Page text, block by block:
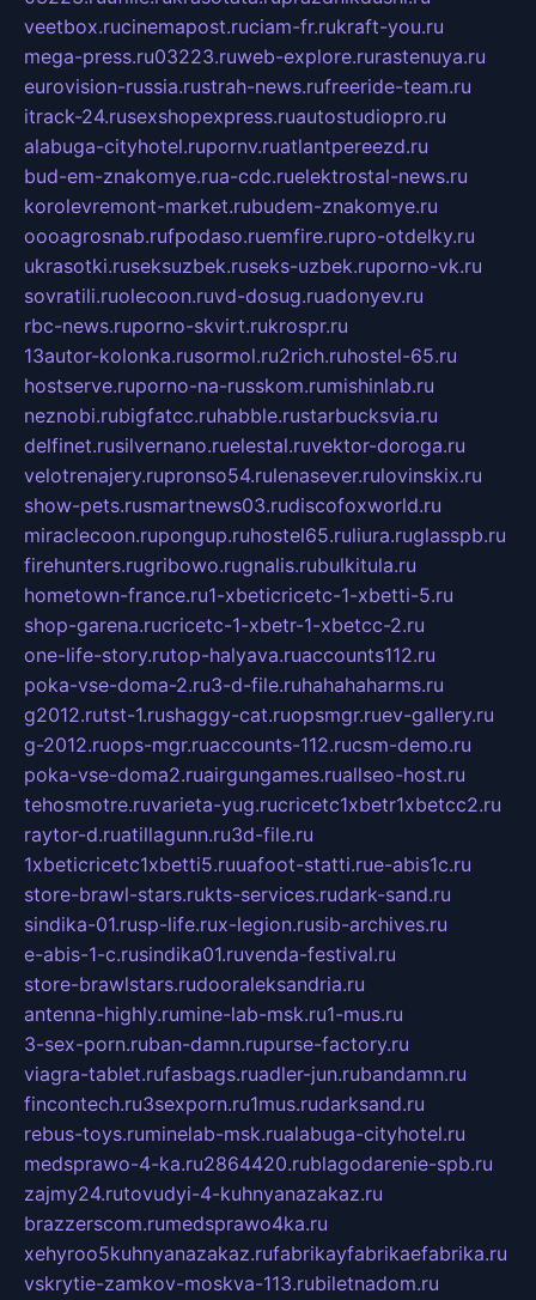
veetbox.rucinemapost.ruciam-fr.rukraft-you.ru
mega-press.ru03223.ruweb-explore.rurastenuya.ru
eurovision-russia.rustrah-news.rufreeride-team.ru
itrack-24.rusexshopexpress.ruautostudiopro.ru
alabuga-cityhotel.rupornv.ruatlantpereezd.ru
bud-em-znakomye.rua-cdc.ruelektrostal-news.ru
korolevremont-market.rubudem-znakomye.ru
oooagrosnab.rufpodaso.ruemfire.rupro-otdelky.ru
ukrasotki.ruseksuzbek.ruseks-uzbek.ruporno-vk.ru
sovratili.ruolecoon.ruvd-dosug.ruadonyev.ru
rbc-news.ruporno-skvirt.rukrospr.ru
13autor-kolonka.rusormol.ru2rich.ruhostel-65.ru
hostserve.ruporno-na-russkom.rumishinlab.ru
neznobi.rubigfatcc.ruhabble.rustarbucksvia.ru
delfinet.rusilvernano.ruelestal.ruvektor-doroga.ru
velotrenajery.rupronso54.rulenasever.rulovinskix.ru
show-pets.rusmartnews03.rudiscofoxworld.ru
miraclecoon.rupongup.ruhostel65.ruliura.ruglasspb.ru
firehunters.rugribowo.rugnalis.rubulkitula.ru
hometown-france.ru1-xbeticricetc-1-xbetti-5.ru
shop-garena.rucricetc-1-xbetr-1-xbetcc-2.ru
one-life-story.rutop-halyava.ruaccounts112.ru
poka-vse-doma-2.ru3-d-file.ruhahahaharms.ru
g2012.rutst-1.rushaggy-cat.ruopsmgr.ruev-gallery.ru
g-2012.ruops-mgr.ruaccounts-112.rucsm-demo.ru
poka-vse-doma2.ruairgungames.ruallseo-host.ru
tehosmotre.ruvarieta-yug.rucricetc1xbetr1xbetcc2.ru
raytor-d.ruatillagunn.ru3d-file.ru
1xbeticricetc1xbetti5.ruuafoot-statti.rue-abis1c.ru
store-brawl-stars.rukts-services.rudark-sand.ru
sindika-01.rusp-life.rux-legion.rusib-archives.ru
e-abis-1-c.rusindika01.ruvenda-festival.ru
store-brawlstars.rudooraleksandria.ru
antenna-highly.rumine-lab-msk.ru1-mus.ru
3-sex-porn.ruban-damn.rupurse-factory.ru
viagra-tablet.rufasbags.ruadler-jun.rubandamn.ru
fincontech.ru3sexporn.ru1mus.rudarksand.ru
rebus-toys.ruminelab-msk.rualabuga-cityhotel.ru
medsprawo-4-ka.ru2864420.rublagodarenie-spb.ru
zajmy24.rutovudyi-4-kuhnyanazakaz.ru
brazzerscom.rumedsprawo4ka.ru
xehyroo5kuhnyanazakaz.rufabrikayfabrikaefabrika.ru
vskrytie-zamkov-moskva-113.rubiletnadom.ru